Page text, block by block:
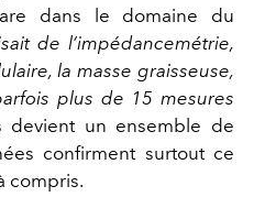
dans le domaine du
de l’impédancemétrie,
la masse graisseuse,
plus de 15 mesures
devient un ensemble de
confirment surtout ce
compris.